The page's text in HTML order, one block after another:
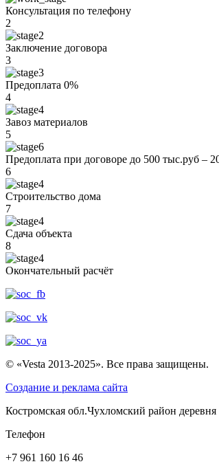
Консультация по телефону
2
Заключение договора
3
Предоплата 0%
4
Завоз материалов
5
Предоплата при договоре до 500 тыс.руб –
6
Строительство дома
7
Сдача объекта
8
Окончательный расчёт
© «Vesta 2013-2025». Все права защищены.
Создание и реклама сайта
Костромская обл.Чухломский район
Телефон
+7 961 160 16 46